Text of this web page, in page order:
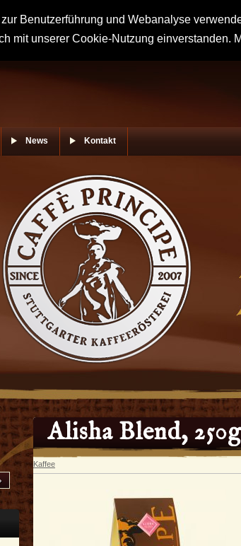
Benutzerführung und Webanalyse
mit unserer Cookie-Nutzung einverstanden.
News Kontakt
Alisha Blend, 250g
Kaffee